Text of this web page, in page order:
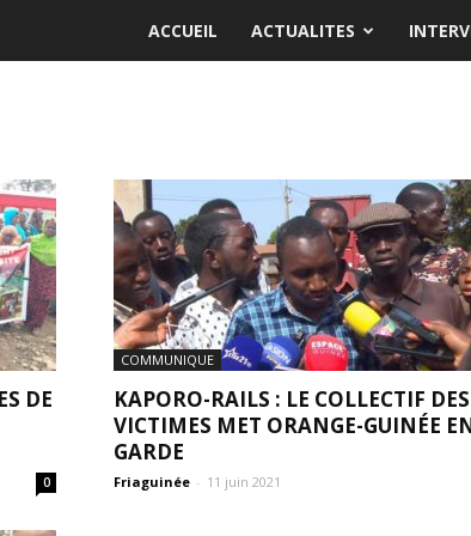
ACCUEIL ACTUALITES
DE
0
COMMUNIQUE
KAPORO-RAILS : LE COLLECTIF DES
VICTIMES MET ORANGE-GUINÉE
GARDE
Friaguinée - 11 juin 2021